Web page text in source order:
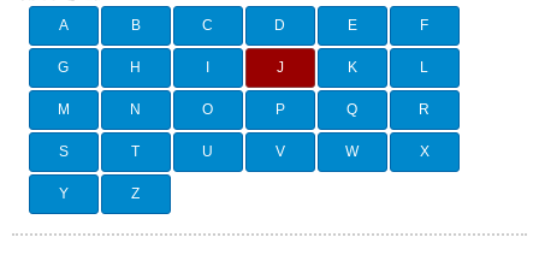
A B C D E F
G H J K
M N O P Q R
S T U V W X
Y Z